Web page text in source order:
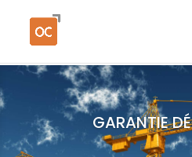
GARANTIE